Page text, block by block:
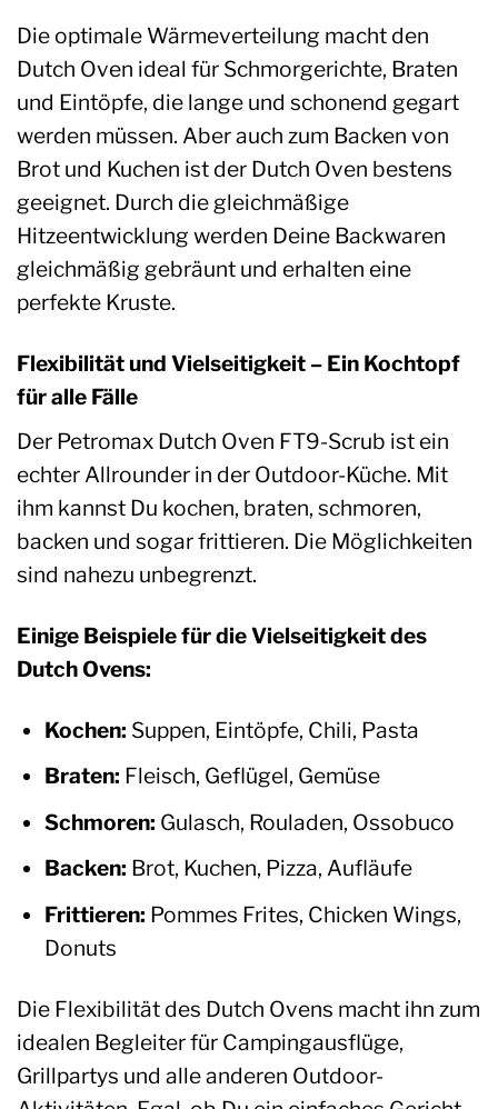
Die optimale Wärmeverteilung macht den
Dutch Oven ideal für Schmorgerichte, Braten
und Eintöpfe, die lange und schonend gegart
werden müssen. Aber auch zum Backen von
Brot und Kuchen ist der Dutch Oven bestens
geeignet. Durch die gleichmäßige
Hitzeentwicklung werden Deine Backwaren
gleichmäßig gebräunt und erhalten eine
perfekte Kruste.
Flexibilität und Vielseitigkeit – Ein Kochtopf
für alle Fälle
Der Petromax Dutch Oven FT9-Scrub ist ein
echter Allrounder in der Outdoor-Küche. Mit
ihm kannst Du kochen, braten, schmoren,
backen und sogar frittieren. Die Möglichkeiten
sind nahezu unbegrenzt.
Einige Beispiele für die Vielseitigkeit des
Dutch Ovens:
Kochen: Suppen, Eintöpfe, Chili, Pasta
Braten: Fleisch, Geflügel, Gemüse
Schmoren: Gulasch, Rouladen, Ossobuco
Backen: Brot, Kuchen, Pizza, Aufläufe
Frittieren: Pommes Frites, Chicken Wings,
Donuts
Die Flexibilität des Dutch Ovens macht ihn zum
idealen Begleiter für Campingausflüge,
Grillpartys und alle anderen Outdoor-